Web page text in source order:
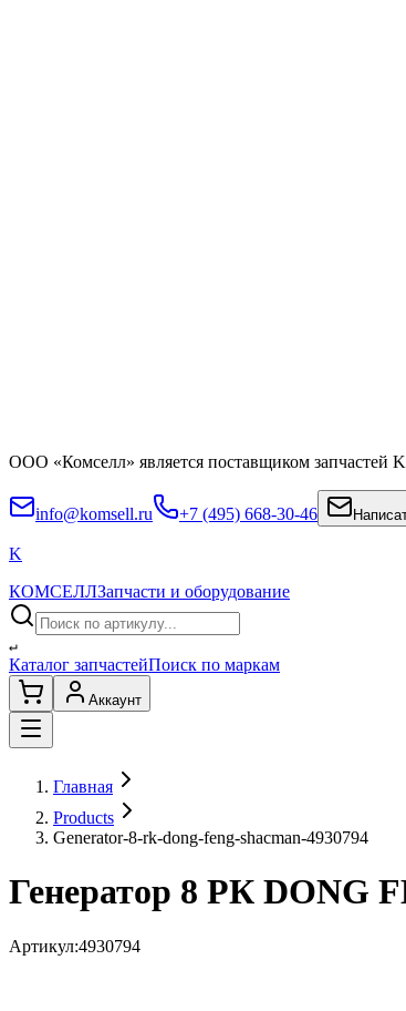
ООО «Комселл» является поставщиком запчастей
info@komsell.ru +7 (495) 668-30-46
K
КОМСЕЛЛЗапчасти и оборудование
↵
Каталог запчастейПоиск по маркам
Аккаунт
Главная
Products
Generator-8-rk-dong-feng-shacman-4930794
Генератор 8 РК DONG
Артикул:4930794